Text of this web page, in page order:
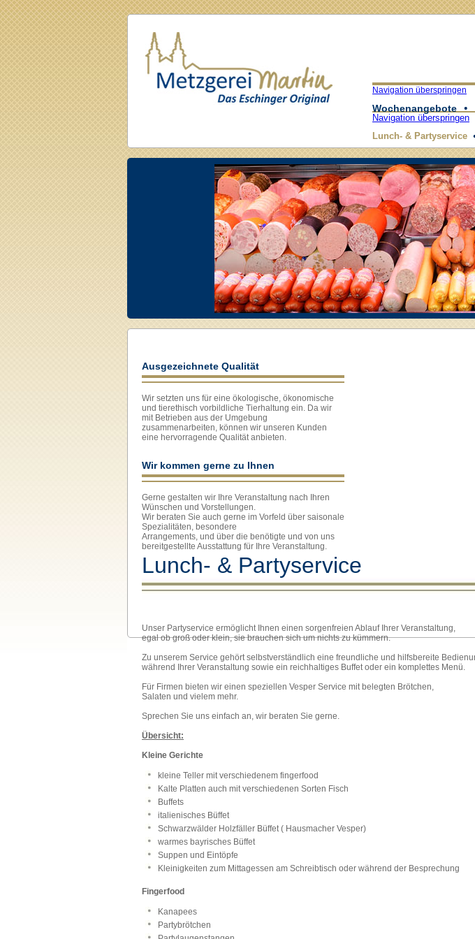
Navigation überspringen
Wochenangebote
Navigation überspringen
Lunch- & Partyservice
Ausgezeichnete Qualität
Wir setzten uns für eine ökologische, ökonomische
und tierethisch vorbildliche Tierhaltung ein. Da wir
mit Betrieben aus der Umgebung
zusammenarbeiten, können wir unseren Kunden
eine hervorragende Qualität anbieten.
Wir kommen gerne zu Ihnen
Gerne gestalten wir Ihre Veranstaltung nach Ihren
Wünschen und Vorstellungen.
Wir beraten Sie auch gerne im Vorfeld über saisonale
Spezialitäten, besondere
Arrangements, und über die benötigte und von uns
bereitgestellte Ausstattung für Ihre Veranstaltung.
Lunch- & Partyservice
Unser Partyservice ermöglicht Ihnen einen sorgenfreien Ablauf Ihrer Veranstaltung,
egal ob groß oder klein, sie brauchen sich um nichts zu kümmern.
Zu unserem Service gehört selbstverständlich eine freundliche und hilfsbereite
während Ihrer Veranstaltung sowie ein reichhaltiges Buffet oder ein komplettes Menü.
Für Firmen bieten wir einen speziellen Vesper Service mit belegten Brötchen,
Salaten und vielem mehr.
Sprechen Sie uns einfach an, wir beraten Sie gerne.
Übersicht:
Kleine Gerichte
kleine Teller mit verschiedenem fingerfood
Kalte Platten auch mit verschiedenen Sorten Fisch
Buffets
italienisches Büffet
Schwarzwälder Holzfäller Büffet ( Hausmacher Vesper)
warmes bayrisches Büffet
Suppen und Eintöpfe
Kleinigkeiten zum Mittagessen am Schreibtisch oder während der Besprechung
Fingerfood
Kanapees
Partybrötchen